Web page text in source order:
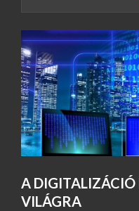
A DIGITALIZÁCIÓ
VILÁGRA